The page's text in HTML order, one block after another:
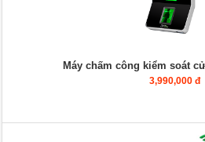
Máy chấm công kiểm soát
3,990,000 đ